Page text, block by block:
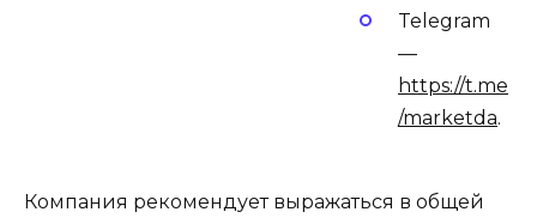
Telegram
—
https://t.me
/marketda.
Компания рекомендует выражаться в общей